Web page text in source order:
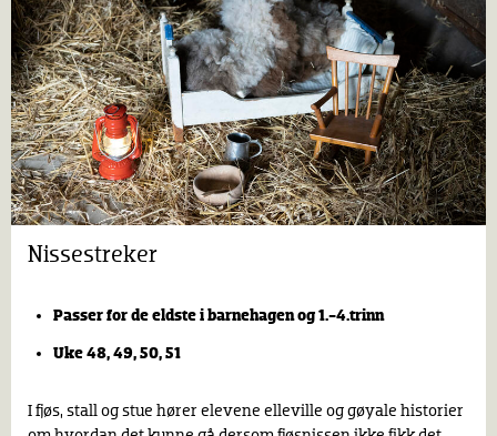
Nissestreker
Passer for de eldste i barnehagen og 1.-4.trinn
Uke 48, 49, 50, 51
I fjøs, stall og stue hører elevene elleville og gøyale historier